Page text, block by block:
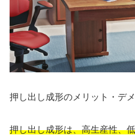
押し出し成形のメリット・デ
押し出し成形は、高生産性、